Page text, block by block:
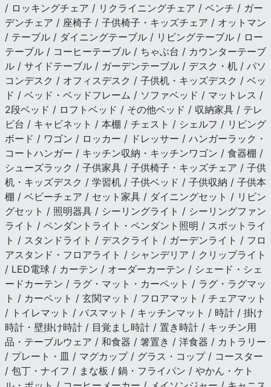
/ ロッキングチェア / リクライニングチェア / ベンチ / ガー
デンチェア / 座椅子 / 子供椅子・キッズチェア / オットマン
/ テーブル / ダイニングテーブル / リビングテーブル / ロー
テーブル / コーヒーテーブル / ちゃぶ台 / カウンターテーブ
ル / サイドテーブル / ガーデンテーブル / デスク・机 / パソ
コンデスク / オフィスデスク / 子供机・キッズデスク / ベッ
ド / ベッド・ベッドフレーム / ソファベッド / マットレス /
2段ベッド / ロフトベッド / その他ベッド / 収納家具 / テレ
ビ台 / キャビネット / 本棚 / チェスト / シェルフ / リビング
ボード / ワゴン / ロッカー / ドレッサー / ハンガーラック・
コートハンガー / キッチン収納・キッチンワゴン / 食器棚 /
シューズラック / 子供家具 / 子供椅子・キッズチェア / 子供
机・キッズデスク / 学習机 / 子供ベッド / 子供収納 / 子供本
棚 / ベビーチェア / セット家具 / ダイニングセット / リビン
グセット / 照明器具 / シーリングライト / シーリングファン
ライト / ペンダントライト・ペンダント照明 / スポットライ
ト / スタンドライト / デスクライト / ガーデンライト / フロ
アスタンド・フロアライト / シャンデリア / クリップライト
/ LED電球 / カーテン / オーダーカーテン / シェード・シェ
ードカーテン / ラグ・マット・カーペット / ラグ・ラグマッ
ト / カーペット / 玄関マット / フロアマット / チェアマット
/ トイレマット / バスマット / キッチンマット / 時計 / 掛け
時計・壁掛け時計 / 目覚まし時計 / 置き時計 / キッチン用
品・テーブルウェア / 和食器 / 箸置き / 洋食器 / カトラリー
/ プレート・皿 / マグカップ / グラス・コップ / コースター
/ 包丁・ナイフ / まな板 / 鍋・フライパン / やかん・ケト